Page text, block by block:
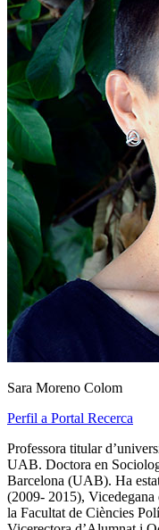
Sara Moreno Colom
Perfil a Portal Recerca
Professora titular
UAB. Doctora en
Barcelona (UAB). Ha
(2009- 2015),
la Facultat de Ciències